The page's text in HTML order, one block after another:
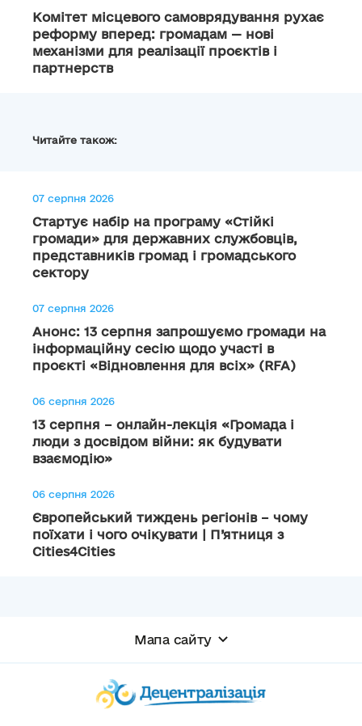
Комітет місцевого самоврядування рухає
реформу вперед: громадам — нові
механізми для реалізації проєктів і
партнерств
Читайте також:
07 серпня 2026
Стартує набір на програму «Стійкі
громади» для державних службовців,
представників громад і громадського
сектору
07 серпня 2026
Анонс: 13 серпня запрошуємо громади на
інформаційну сесію щодо участі в
проєкті «Відновлення для всіх» (RFA)
06 серпня 2026
13 серпня – онлайн-лекція «Громада і
люди з досвідом війни: як будувати
взаємодію»
06 серпня 2026
Європейський тиждень регіонів – чому
поїхати і чого очікувати | П’ятниця з
Cities4Cities
Мапа сайту